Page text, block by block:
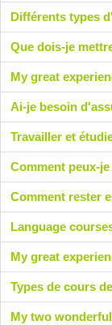
Différents types
Que dois-je
My great
Ai-je besoin
Travailler et
Comment peux-
Comment rester
Language
My great
Types de cours
My two